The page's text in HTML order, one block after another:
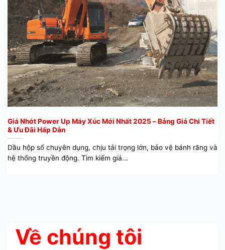
Giá Nhớt Power Up Máy Xúc Mới Nhất 2025 – Bảng Giá Chi Tiết
& Ưu Đãi Hấp Dẫn
Dầu hộp số chuyên dụng, chịu tải trọng lớn, bảo vệ bánh răng và
hệ thống truyền động. Tìm kiếm giá...
Về chúng tôi